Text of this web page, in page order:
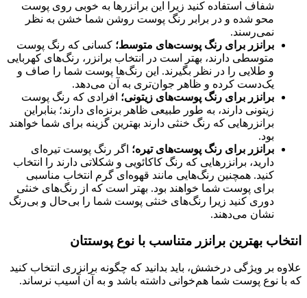
شفاف استفاده کنید زیرا این برانزرها به خوبی روی پوست
محو شده و در برابر رنگ پوست روشن شما خشن به نظر
نمی‌رسند.
برانزر برای رنگ پوست‌های متوسط؛ کسانی که رنگ پوست
متوسطی دارند، بهتر است در انتخاب برانزر، رنگ‌های کهربایی
و طلایی را در نظر بگیرند. این رنگ‌ها پوست شما را صاف و
یک‌دست کرده و ظاهر جوان‌تری به آن می‌دهد.
برانزر برای رنگ پوست‌های زیتونی؛ افرادی که رنگ پوست
زیتونی دارند، به طور طبیعی ظاهر برنزه‌ای دارند؛ بنابراین
برانزرهایی که رنگ خنثی دارند بهترین گزینه برای شما خواهند
بود.
برانزر برای رنگ پوست‌های تیره؛ اگر رنگ پوست تیره‌ای
دارید، برانزرهایی که رنگ کاکائویی و شکلاتی دارند را انتخاب
کنید. همچنین رنگ‌هایی مانند قهوه‌ای گرم انتخاب مناسبی
برای پوست شما خواهند بود. بهتر است که از رنگ‌های خنثی
دوری کنید زیرا رنگ‌های خنثی پوست شما را بی‌حال و بی‌رنگ
نشان می‌دهند.
انتخاب بهترین برانزر متناسب با نوع پوستتان
علاوه بر ویژگی درخشش، باید بدانید که چگونه برانزری انتخاب کنید
که با نوع پوست شما هم‌خوانی داشته باشد و به آن آسیب نرساند.